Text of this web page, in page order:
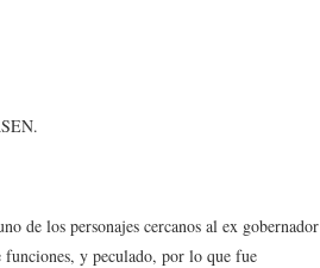
de los personajes cercanos al ex gobernador
funciones, y peculado, por lo que fue